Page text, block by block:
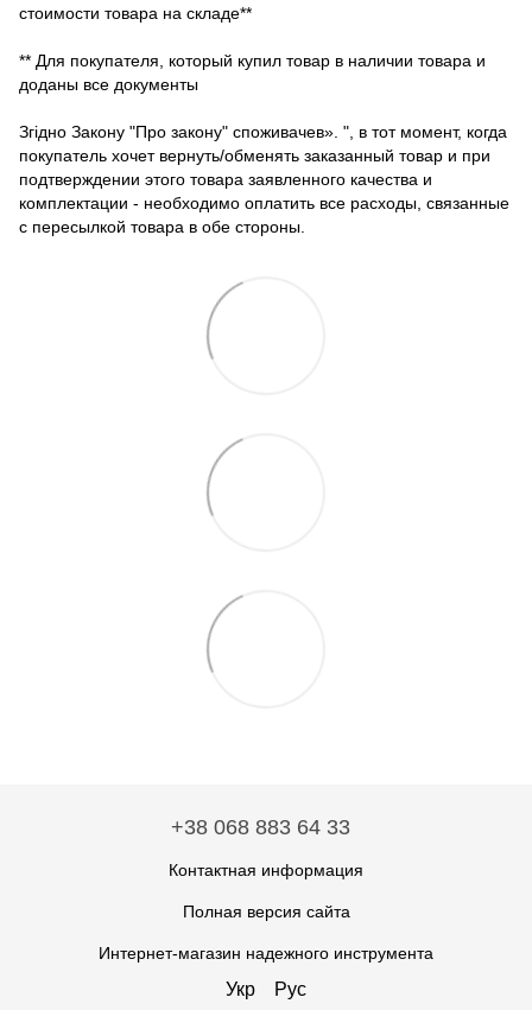
стоимости товара на складе**
** Для покупателя, который купил товар в наличии товара и
доданы все документы
Згідно Закону "Про закону" споживачев». ", в тот момент, когда
покупатель хочет вернуть/обменять заказанный товар и при
подтверждении этого товара заявленного качества и
комплектации - необходимо оплатить все расходы, связанные
с пересылкой товара в обе стороны.
+38 068 883 64 33
Контактная информация
Полная версия сайта
Интернет-магазин надежного инструмента
Укр Рус